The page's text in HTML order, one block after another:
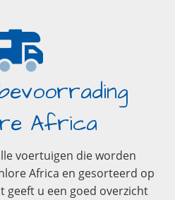
Africa
voertuigen die worden
Africa en gesorteerd op
geeft u een goed overzicht